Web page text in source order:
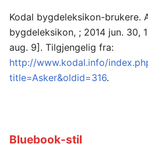
Kodal bygdeleksikon-brukere.
bygdeleksikon, ; 2014 jun. 30,
aug. 9]. Tilgjengelig fra:
http://www.kodal.info/
title=Asker&oldid=316.
Bluebook-stil